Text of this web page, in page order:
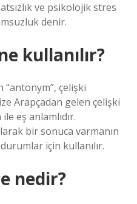
ve psikolojik stres
denir.
kullanılır?
çelişki
Arapçadan gelen çelişki
eş anlamlıdır.
bir sonuca varmanın
için kullanılır.
nedir?